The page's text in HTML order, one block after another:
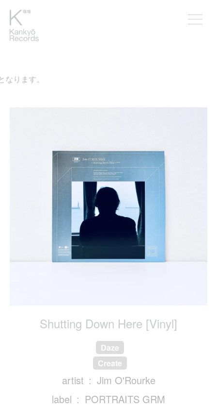
ります。
Shutting Down Here [Vinyl]
Daze
Create
artist
Jim O'Rourke
label
PORTRAITS GRM